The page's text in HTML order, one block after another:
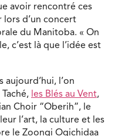
avoir rencontré ces
d’un concert
du Manitoba. « On
c’est là que l’idée est
l’on
les Blés au Vent,
Choir “Oberih”, le
l’art, la culture et les
le Zoongi Ogichidaa